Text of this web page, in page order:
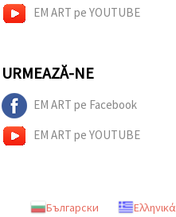
EM ART pe YOUTUBE
URMEAZĂ-NE
EM ART pe Facebook
EM ART pe YOUTUBE
Български Ελληνικά